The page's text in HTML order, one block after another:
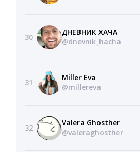
30
ДНЕВНИК ХАЧА
@dnevnik_hacha
31
Miller Eva
@millereva
32
Valera Ghosther
@valeraghosther